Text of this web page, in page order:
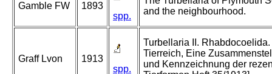
Gamble FW
1893
spp.
and the neighbourhood.
Graff Lvon
1913
spp.
Turbellaria II.
Tierreich, Eine
und Kennzeichnung der